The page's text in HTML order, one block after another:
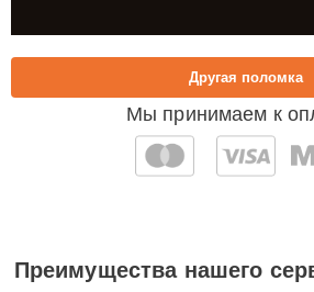
Мы принимаем к
Другая поломка
Преимущества нашего